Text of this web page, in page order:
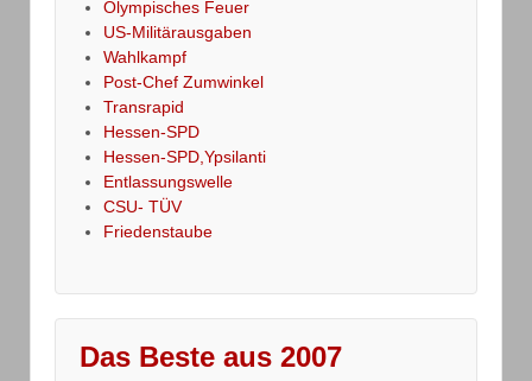
Olympisches Feuer
US-Militärausgaben
Wahlkampf
Post-Chef Zumwinkel
Transrapid
Hessen-SPD
Hessen-SPD,Ypsilanti
Entlassungswelle
CSU- TÜV
Friedenstaube
Das Beste aus 2007